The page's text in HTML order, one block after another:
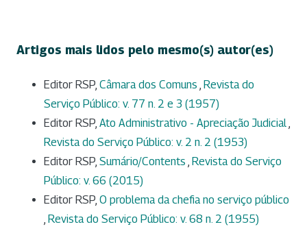
Artigos mais lidos pelo mesmo(s) autor(es)
Editor RSP, Câmara dos Comuns , Revista do
Serviço Público: v. 77 n. 2 e 3 (1957)
Editor RSP, Ato Administrativo - Apreciação Judicial,
Revista do Serviço Público: v. 2 n. 2 (1953)
Editor RSP, Sumário/Contents , Revista do Serviço
Público: v. 66 (2015)
Editor RSP, O problema da chefia no serviço público
, Revista do Serviço Público: v. 68 n. 2 (1955)